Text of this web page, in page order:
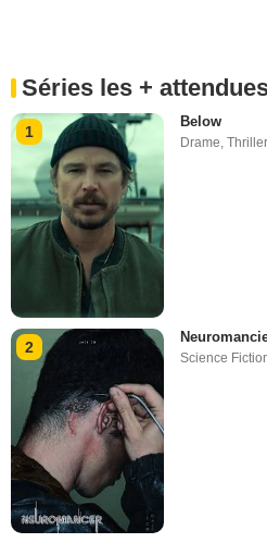
Séries les +
1
Below
Drame ,Thriller
2
Science